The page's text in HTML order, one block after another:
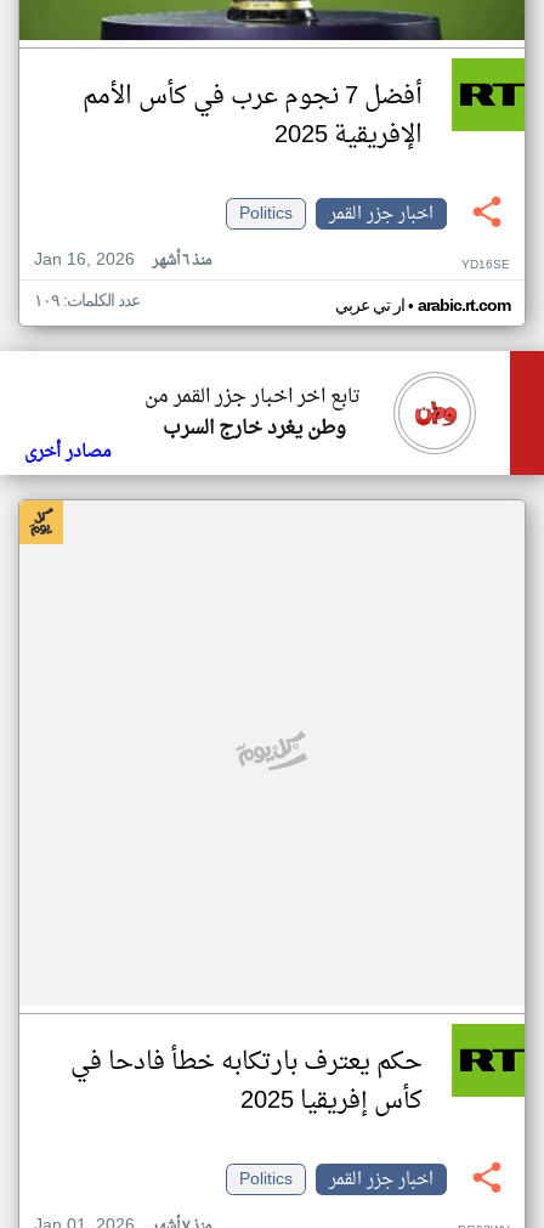
أفضل 7 نجوم عرب في كأس الأمم
الإفريقية 2025
اخبار جزر القمر
Politics
Jan 16, 2026
منذ ٦ أشهر YD16SE
ار تي عربي• arabic.rt.com عدد الكلمات: ١٠٩
تابع اخر اخبار جزر القمر من
وطن يغرد خارج السرب
مصادر أخرى
حكم يعترف بارتكابه خطأ فادحا في
كأس إفريقيا 2025
اخبار جزر القمر
Politics